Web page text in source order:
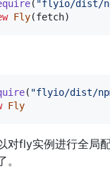
( "flyio/dist/
Fly(fetch)
( "flyio/dist/
Fly
对fly实例进行全局